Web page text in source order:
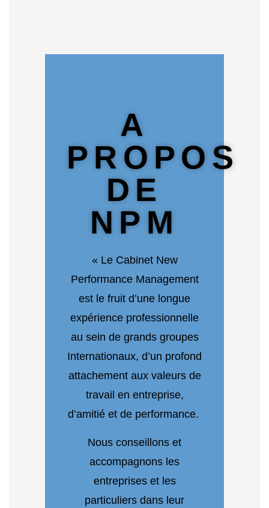
A
PROPOS
DE
NPM
« Le Cabinet New
Performance Management
est le fruit d’une longue
expérience professionnelle
au sein de grands groupes
Internationaux, d’un profond
attachement aux valeurs de
travail en entreprise,
d’amitié et de performance.
Nous conseillons et
accompagnons les
entreprises et les
particuliers dans leur